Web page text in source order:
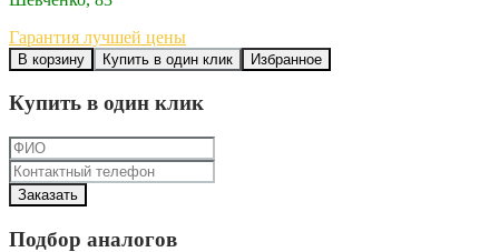
Гарантия лучшей цены
В корзину Купить в один клик Избранное
Купить в один клик
Подбор аналогов